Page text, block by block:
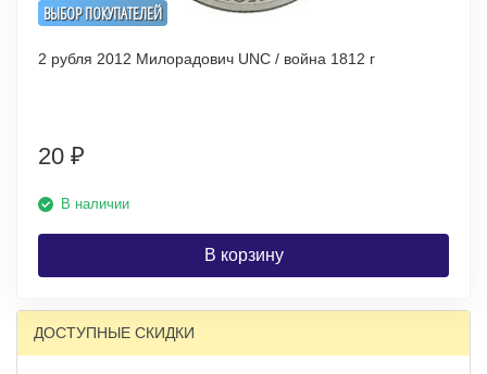
ВЫБОР ПОКУПАТЕЛЕЙ
2 рубля 2012 Милорадович UNC / война 1812 г
20 ₽
В наличии
В корзину
ДОСТУПНЫЕ СКИДКИ